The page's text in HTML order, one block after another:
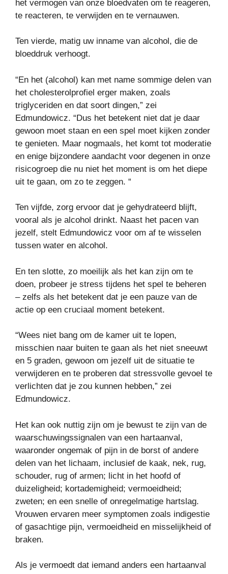
het vermogen van onze bloedvaten om te reageren,
te reacteren, te verwijden en te vernauwen.
Ten vierde, matig uw inname van alcohol, die de
bloeddruk verhoogt.
“En het (alcohol) kan met name sommige delen van
het cholesterolprofiel erger maken, zoals
triglyceriden en dat soort dingen,” zei
Edmundowicz. “Dus het betekent niet dat je daar
gewoon moet staan ​​en een spel moet kijken zonder
te genieten. Maar nogmaals, het komt tot moderatie
en enige bijzondere aandacht voor degenen in onze
risicogroep die nu niet het moment is om het diepe
uit te gaan, om zo te zeggen. “
Ten vijfde, zorg ervoor dat je gehydrateerd blijft,
vooral als je alcohol drinkt. Naast het pacen van
jezelf, stelt Edmundowicz voor om af te wisselen
tussen water en alcohol.
En ten slotte, zo moeilijk als het kan zijn om te
doen, probeer je stress tijdens het spel te beheren
– zelfs als het betekent dat je een pauze van de
actie op een cruciaal moment betekent.
“Wees niet bang om de kamer uit te lopen,
misschien naar buiten te gaan als het niet sneeuwt
en 5 graden, gewoon om jezelf uit de situatie te
verwijderen en te proberen dat stressvolle gevoel te
verlichten dat je zou kunnen hebben,” zei
Edmundowicz.
Het kan ook nuttig zijn om je bewust te zijn van de
waarschuwingssignalen van een hartaanval,
waaronder ongemak of pijn in de borst of andere
delen van het lichaam, inclusief de kaak, nek, rug,
schouder, rug of armen; licht in het hoofd of
duizeligheid; kortademigheid; vermoeidheid;
zweten; en een snelle of onregelmatige hartslag.
Vrouwen ervaren meer symptomen zoals indigestie
of gasachtige pijn, vermoeidheid en misselijkheid of
braken.
Als je vermoedt dat iemand anders een hartaanval